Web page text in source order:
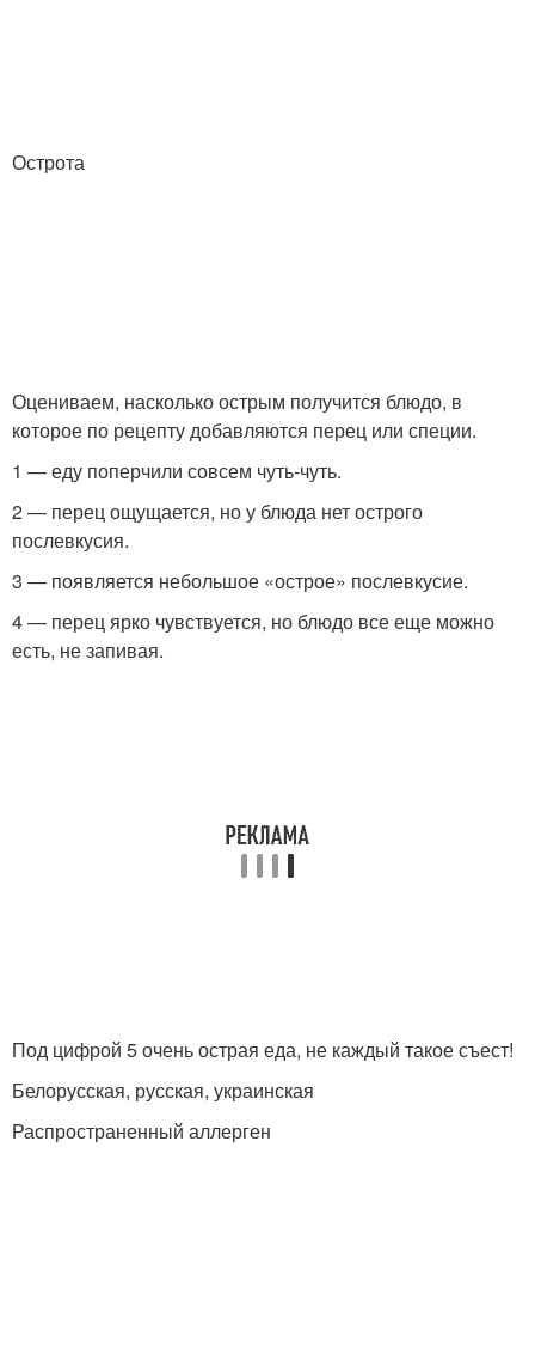
Острота
Оцениваем, насколько острым получится блюдо, в
которое по рецепту добавляются перец или специи.
1 — еду поперчили совсем чуть-чуть.
2 — перец ощущается, но у блюда нет острого
послевкусия.
3 — появляется небольшое «острое» послевкусие.
4 — перец ярко чувствуется, но блюдо все еще можно
есть, не запивая.
Под цифрой 5 очень острая еда, не каждый такое съест!
Белорусская, русская, украинская
Распространенный аллерген